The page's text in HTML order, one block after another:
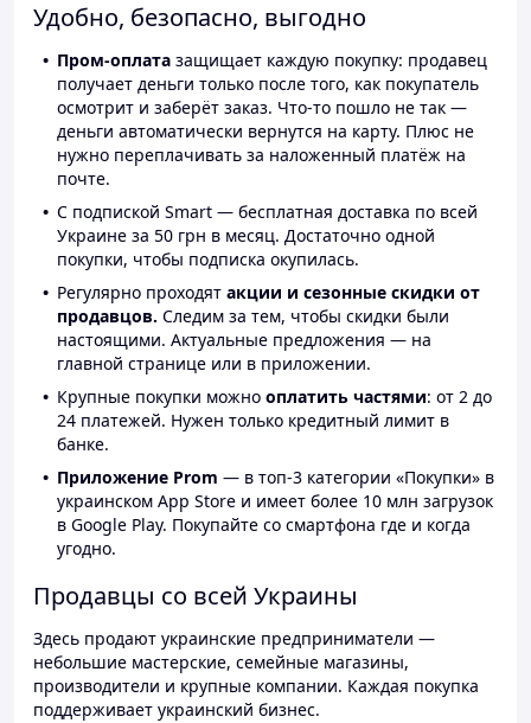
Удобно, безопасно, выгодно
Пром-оплата защищает каждую покупку: продавец
получает деньги только после того, как покупатель
осмотрит и заберёт заказ. Что-то пошло не так —
деньги автоматически вернутся на карту. Плюс не
нужно переплачивать за наложенный платёж на
почте.
С подпиской Smart — бесплатная доставка по всей
Украине за 50 грн в месяц. Достаточно одной
покупки, чтобы подписка окупилась.
Регулярно проходят акции и сезонные скидки от
продавцов. Следим за тем, чтобы скидки были
настоящими. Актуальные предложения — на
главной странице или в приложении.
Крупные покупки можно оплатить частями: от 2 до
24 платежей. Нужен только кредитный лимит в
банке.
Приложение Prom — в топ-3 категории «Покупки» в
украинском App Store и имеет более 10 млн загрузок
в Google Play. Покупайте со смартфона где и когда
угодно.
Продавцы со всей Украины
Здесь продают украинские предприниматели —
небольшие мастерские, семейные магазины,
производители и крупные компании. Каждая покупка
поддерживает украинский бизнес.